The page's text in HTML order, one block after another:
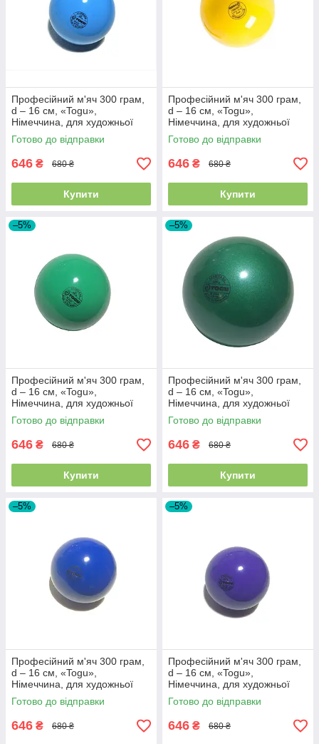
Професійний м'яч 300 грам,
d – 16 см, «Togu»,
Німеччина, для художньої
гімнастики, Блакитний
Готово до відправки
646 ₴ 680 ₴
Купити
Професійний м'яч 300 грам,
d – 16 см, «Togu»,
Німеччина, для художньої
гімнастики, Жовтий
Готово до відправки
646 ₴ 680 ₴
Купити
–5%
Професійний м'яч 300 грам,
d – 16 см, «Togu»,
Німеччина, для художньої
гімнастики, Зелений
Готово до відправки
646 ₴ 680 ₴
Купити
–5%
Професійний м'яч 300 грам,
d – 16 см, «Togu»,
Німеччина, для художньої
гімнастики, Зелений
перламутровий
Готово до відправки
646 ₴ 680 ₴
Купити
–5%
Професійний м'яч 300 грам,
d – 16 см, «Togu»,
Німеччина, для художньої
гімнастики, Синій
Готово до відправки
646 ₴ 680 ₴
–5%
Професійний м'яч 300 грам,
d – 16 см, «Togu»,
Німеччина, для художньої
гімнастики, Фіолетовий
(Слива)
Готово до відправки
646 ₴ 680 ₴